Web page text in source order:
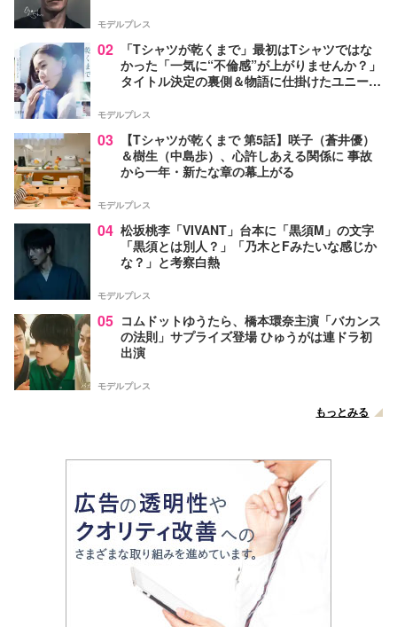
モデルプレス
02
「Tシャツが乾くまで」最初はTシャツではな
かった「一気に“不倫感”が上がりませんか？」
タイトル決定の裏側＆物語に仕掛けたユニーク
モデルプレス
03
【Tシャツが乾くまで 第5話】咲子（蒼井優）
＆樹生（中島歩）、心許しあえる関係に 事故
から一年・新たな章の幕上がる
モデルプレス
04 松坂桃李「VIVANT」台本に「黒須M」の文字
「黒須とは別人？」「乃木とFみたいな感じか
な？」と考察白熱
モデルプレス
05 コムドットゆうたら、橋本環奈主演「バカンス
の法則」サプライズ登場 ひゅうがは連ドラ初
出演
モデルプレス
もっとみる